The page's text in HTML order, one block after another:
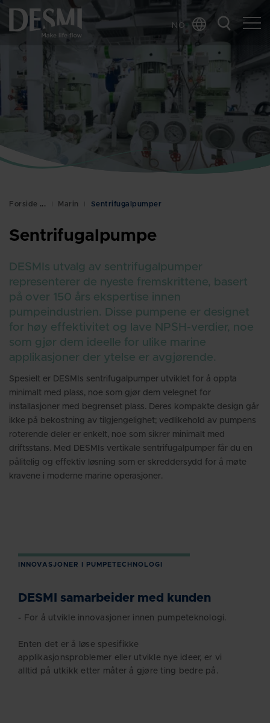
NO
Chinese
Danish
French
German
Italian
Polish
Swedish
Forside Marin Sentrifugalpumper
Sentrifugalpumpe
DESMIs utvalg av sentrifugalpumper
representerer de nyeste fremskrittene, basert
på over 150 års ekspertise innen
pumpeindustrien. Disse pumpene er designet
for høy effektivitet og lave NPSH-verdier, noe
som gjør dem ideelle for ulike marine
applikasjoner der ytelse er avgjørende.
Spesielt er DESMIs sentrifugalpumper utviklet for å oppta
minimalt med plass, noe som gjør dem velegnet for
installasjoner med begrenset plass. Deres kompakte design går
ikke på bekostning av tilgjengelighet; vedlikehold av pumpens
roterende deler er enkelt, noe som sikrer minimalt med
driftsstans. Med DESMIs vertikale sentrifugalpumper får du en
pålitelig og effektiv løsning som er skreddersydd for å møte
kravene i moderne marine operasjoner.
INNOVASJONER I PUMPETECHNOLOGI
DESMI samarbeider med kunden
- For å utvikle innovasjoner innen pumpeteknologi.
Enten det er å løse spesifikke
applikasjonsproblemer eller utvikle nye ideer, er vi
alltid på utkikk etter måter å gjøre ting bedre på.